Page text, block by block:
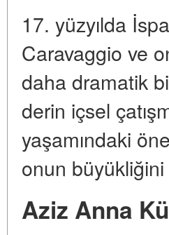
17. yüzyılda
Caravaggio ve
daha dramatik
derin içsel
yaşamındaki
onun
Aziz Anna